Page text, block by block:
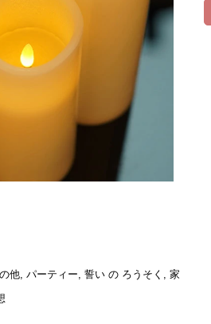
他, パーティー, 誓い の ろうそく, 家